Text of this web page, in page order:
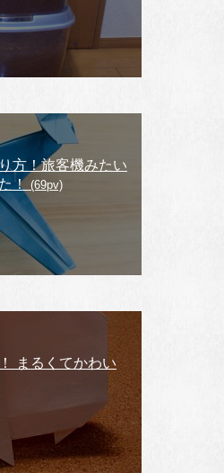
方！旅客機みたい
！ (69pv)
まるくてかわい